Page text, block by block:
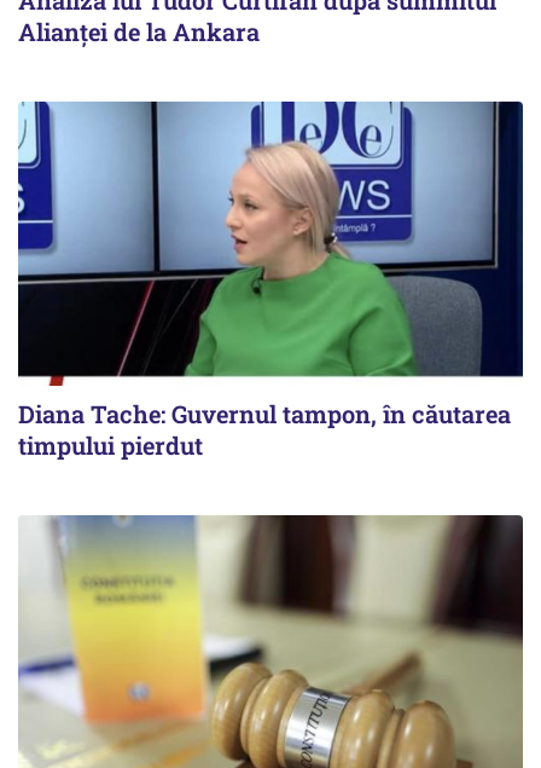
Alianței de la Ankara
Diana Tache: Guvernul tampon, în căutarea
timpului pierdut